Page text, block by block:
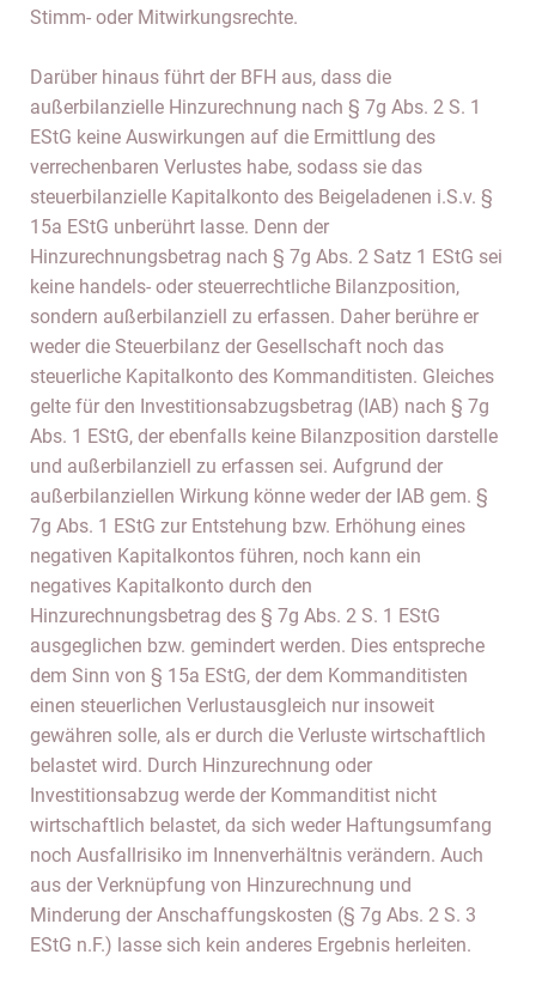
Stimm- oder Mitwirkungsrechte.
Darüber hinaus führt der BFH aus, dass die
außerbilanzielle Hinzurechnung nach § 7g Abs. 2 S. 1
EStG keine Auswirkungen auf die Ermittlung des
verrechenbaren Verlustes habe, sodass sie das
steuerbilanzielle Kapitalkonto des Beigeladenen i.S.v. §
15a EStG unberührt lasse. Denn der
Hinzurechnungsbetrag nach § 7g Abs. 2 Satz 1 EStG sei
keine handels- oder steuerrechtliche Bilanzposition,
sondern außerbilanziell zu erfassen. Daher berühre er
weder die Steuerbilanz der Gesellschaft noch das
steuerliche Kapitalkonto des Kommanditisten. Gleiches
gelte für den Investitionsabzugsbetrag (IAB) nach § 7g
Abs. 1 EStG, der ebenfalls keine Bilanzposition darstelle
und außerbilanziell zu erfassen sei. Aufgrund der
außerbilanziellen Wirkung könne weder der IAB gem. §
7g Abs. 1 EStG zur Entstehung bzw. Erhöhung eines
negativen Kapitalkontos führen, noch kann ein
negatives Kapitalkonto durch den
Hinzurechnungsbetrag des § 7g Abs. 2 S. 1 EStG
ausgeglichen bzw. gemindert werden. Dies entspreche
dem Sinn von § 15a EStG, der dem Kommanditisten
einen steuerlichen Verlustausgleich nur insoweit
gewähren solle, als er durch die Verluste wirtschaftlich
belastet wird. Durch Hinzurechnung oder
Investitionsabzug werde der Kommanditist nicht
wirtschaftlich belastet, da sich weder Haftungsumfang
noch Ausfallrisiko im Innenverhältnis verändern. Auch
aus der Verknüpfung von Hinzurechnung und
Minderung der Anschaffungskosten (§ 7g Abs. 2 S. 3
EStG n.F.) lasse sich kein anderes Ergebnis herleiten.